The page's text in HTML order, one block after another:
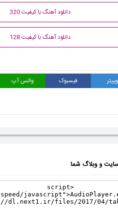
دانلود آهنگ با کیفیت 320
دانلود آهنگ با کیفیت 128
فیسبوک واتس آپ
و وبلاگ شما